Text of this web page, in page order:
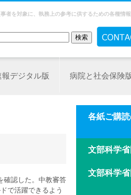
者を対象に、執務上の参考に供するための各種情
デジタル版 病院と社会保険
確認した。中教審答
で活躍できるよう
各紙ご購
文部科学
文部科学